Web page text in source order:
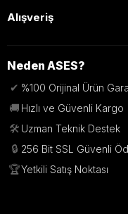
Alışveriş
Neden ASES?
✔ %100 Orijinal Ürün
🚚 Hızlı ve Güvenli Kargo
🛠️ Uzman Teknik Destek
🔒 256 Bit SSL Güvenli
🏆Yetkili Satış Noktası